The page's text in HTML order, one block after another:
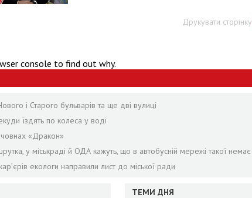
Друкувати сторінку
console to find out why.
і Старого бульварів та ще дві вулиці
їздять по колеса у воді
«Дракон»
у міськраді й ОДА кажуть, що в автобусній мережі такої немає
екологи направили лист до міської ради
ТЕМИ ДНЯ